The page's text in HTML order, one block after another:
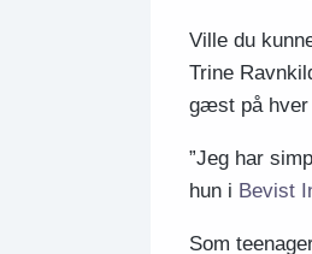
Ville du
Trine
gæst på hver
”Jeg har
hun i Bevist
Som